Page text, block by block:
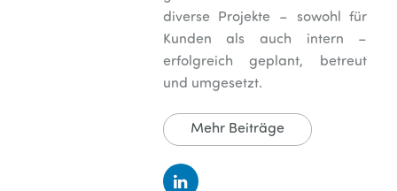
diverse Projekte – sowohl für
Kunden als auch intern –
erfolgreich geplant, betreut
und umgesetzt.
Mehr Beiträge